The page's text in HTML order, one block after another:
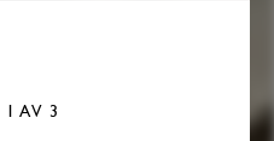
1 AV 3